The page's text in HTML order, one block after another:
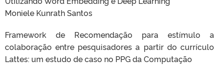
Moniele Kunrath Santos
Framework de Recomendação para estímulo a
colaboração entre pesquisadores a partir do currículo
Lattes: um estudo de caso no PPG da Computação